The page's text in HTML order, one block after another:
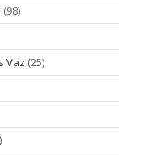
(98)
Vaz (25)